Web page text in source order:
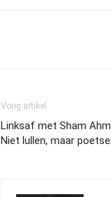
Vorig artikel
Linksaf met Sham
Niet lullen, maar